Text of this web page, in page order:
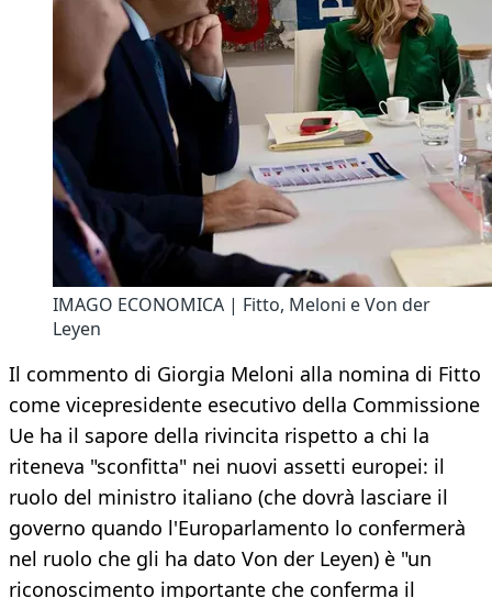
IMAGO ECONOMICA | Fitto, Meloni e Von der
Leyen
Il commento di Giorgia Meloni alla nomina di Fitto
come vicepresidente esecutivo della Commissione
Ue ha il sapore della rivincita rispetto a chi la
riteneva "sconfitta" nei nuovi assetti europei: il
ruolo del ministro italiano (che dovrà lasciare il
governo quando l'Europarlamento lo confermerà
nel ruolo che gli ha dato Von der Leyen) è "un
riconoscimento importante che conferma il